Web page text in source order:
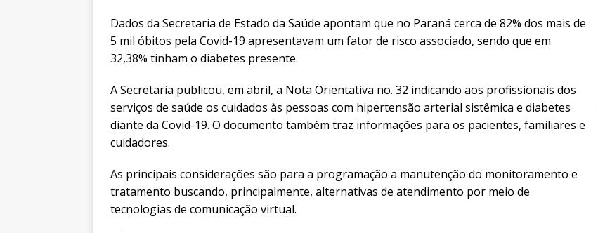
Dados da Secretaria de Estado da Saúde apontam que no Paraná cerca de 82% dos mais de
5 mil óbitos pela Covid-19 apresentavam um fator de risco associado, sendo que em
32,38% tinham o diabetes presente.
A Secretaria publicou, em abril, a Nota Orientativa no. 32 indicando aos profissionais dos
serviços de saúde os cuidados às pessoas com hipertensão arterial sistêmica e diabetes
diante da Covid-19. O documento também traz informações para os pacientes, familiares e
cuidadores.
As principais considerações são para a programação a manutenção do monitoramento e
tratamento buscando, principalmente, alternativas de atendimento por meio de
tecnologias de comunicação virtual.